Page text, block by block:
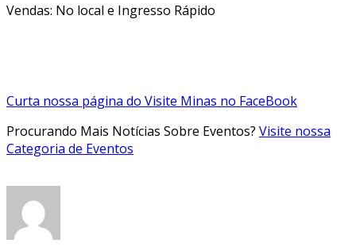
Vendas: No local e Ingresso Rápido
Curta nossa página do Visite Minas no FaceBook
Procurando Mais Notícias Sobre Eventos? Visite nossa
Categoria de Eventos